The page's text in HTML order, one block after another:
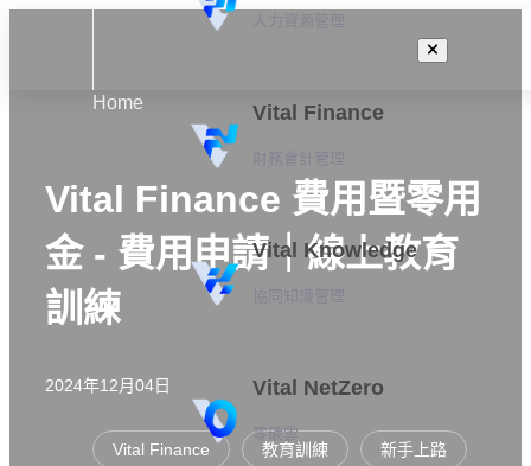
Vital Finance
Vital Knowledge
Vital NetZero
零碳雲
Home
Vital Finance 費用暨零用
金 - 費用申請｜線上教育
訓練
2024年12月04日
Vital Finance 教育訓練 新手上路